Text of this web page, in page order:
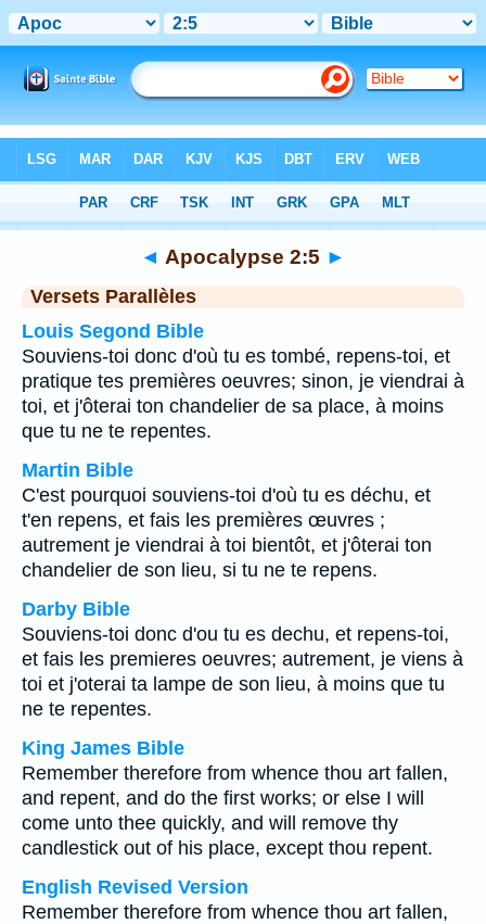
Chapitre 2 > Verset 5
◄ Apocalypse 2:5 ►
Versets Parallèles
Louis Segond Bible
Souviens-toi donc d'où tu es tombé, repens-toi, et
pratique tes premières oeuvres; sinon, je viendrai à
toi, et j'ôterai ton chandelier de sa place, à moins
que tu ne te repentes.
Martin Bible
C'est pourquoi souviens-toi d'où tu es déchu, et
t'en repens, et fais les premières œuvres ;
autrement je viendrai à toi bientôt, et j'ôterai ton
chandelier de son lieu, si tu ne te repens.
Darby Bible
Souviens-toi donc d'ou tu es dechu, et repens-toi,
et fais les premieres oeuvres; autrement, je viens à
toi et j'oterai ta lampe de son lieu, à moins que tu
ne te repentes.
King James Bible
Remember therefore from whence thou art fallen,
and repent, and do the first works; or else I will
come unto thee quickly, and will remove thy
candlestick out of his place, except thou repent.
English Revised Version
Remember therefore from whence thou art fallen,